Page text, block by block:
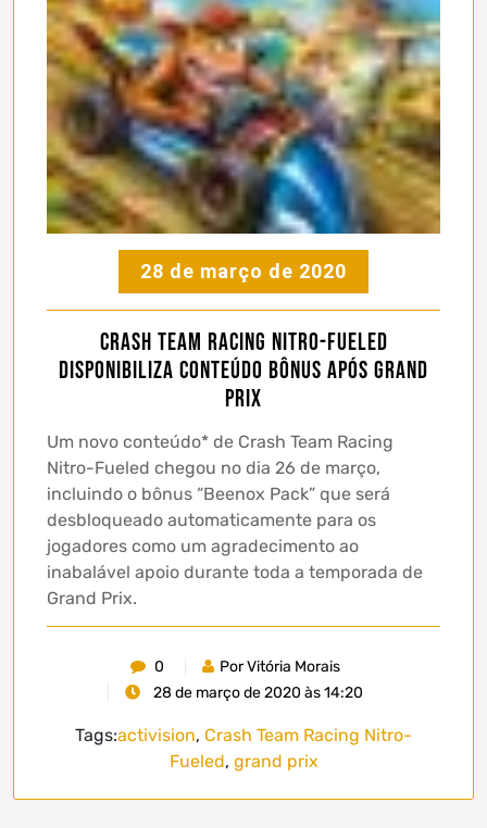
28 de março de 2020
Crash Team Racing Nitro-Fueled
disponibiliza conteúdo bônus após Grand
Prix
Um novo conteúdo* de Crash Team Racing
Nitro-Fueled chegou no dia 26 de março,
incluindo o bônus “Beenox Pack” que será
desbloqueado automaticamente para os
jogadores como um agradecimento ao
inabalável apoio durante toda a temporada de
Grand Prix.
0
Por Vitória Morais
28 de março de 2020 às 14:20
Tags:activision, Crash Team Racing Nitro-
Fueled, grand prix